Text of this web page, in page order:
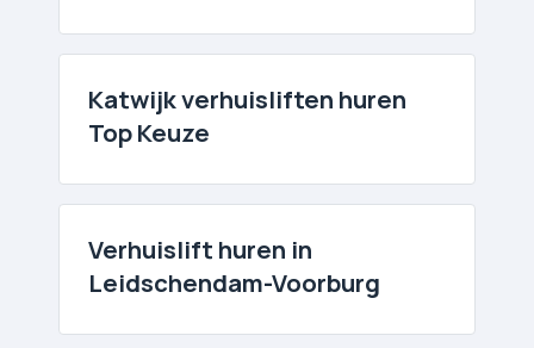
Katwijk verhuislift­en huren
Top Keuze
Verhuislift huren in
Leidschendam-Voorburg